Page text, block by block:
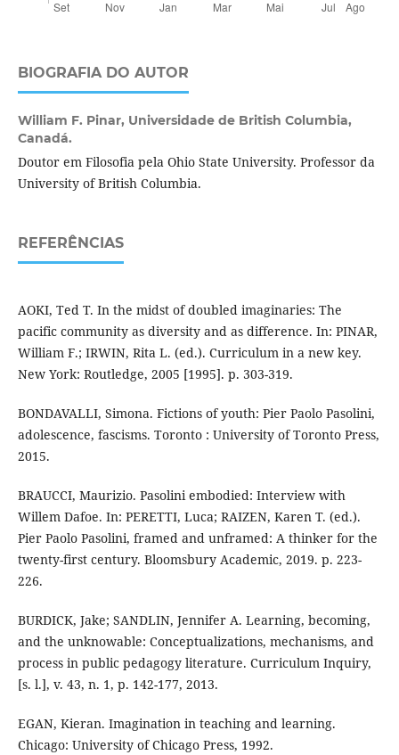
BIOGRAFIA DO AUTOR
William F. Pinar, Universidade de British Columbia,
Canadá.
Doutor em Filosofia pela Ohio State University. Professor da
University of British Columbia.
REFERÊNCIAS
AOKI, Ted T. In the midst of doubled imaginaries: The
pacific community as diversity and as difference. In: PINAR,
William F.; IRWIN, Rita L. (ed.). Curriculum in a new key.
New York: Routledge, 2005 [1995]. p. 303-319.
BONDAVALLI, Simona. Fictions of youth: Pier Paolo Pasolini,
adolescence, fascisms. Toronto : University of Toronto Press,
2015.
BRAUCCI, Maurizio. Pasolini embodied: Interview with
Willem Dafoe. In: PERETTI, Luca; RAIZEN, Karen T. (ed.).
Pier Paolo Pasolini, framed and unframed: A thinker for the
twenty-first century. Bloomsbury Academic, 2019. p. 223-
226.
BURDICK, Jake; SANDLIN, Jennifer A. Learning, becoming,
and the unknowable: Conceptualizations, mechanisms, and
process in public pedagogy literature. Curriculum Inquiry,
[s. l.], v. 43, n. 1, p. 142-177, 2013.
EGAN, Kieran. Imagination in teaching and learning.
Chicago: University of Chicago Press, 1992.